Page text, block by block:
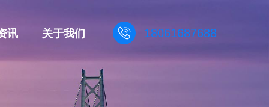
讯 关于我们 18061687688